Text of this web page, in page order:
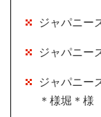
ジャパニー
ジャパニー
ジャパニー
＊様堀＊様